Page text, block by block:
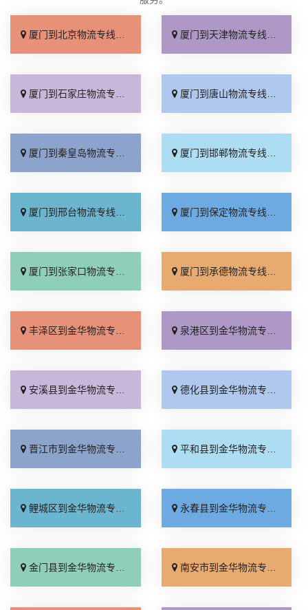
厦门到北京物流专线_直达不中转「送货到门」 厦门到天津物流专线_运保时效「高效快运」
厦门到石家庄物流专线_准时准点「多少公里」 厦门到唐山物流专线_全境派送「收费介绍」
厦门到秦皇岛物流专线_高效运输「运保时效」 厦门到邯郸物流专线_物流拼车「全境配送」
厦门到邢台物流专线_专业靠谱「上门提货」 厦门到保定物流专线_全程直达「高效运输」
厦门到张家口物流专线_全境派送「多久能到」 厦门到承德物流专线_专业调车「合理收费」
丰泽区到金华物流专线_要几天到「天天发车」 泉港区到金华物流专线_直通专线「实时跟踪 」
安溪县到金华物流专线_多少一吨「运价实惠」 德化县到金华物流专线_运保时效「快速直达」
晋江市到金华物流专线_高速快运「收费标准」 平和县到金华物流专线_专业可靠「多久能到」
鲤城区到金华物流专线_服务周到「需要几天」 永春县到金华物流专线_价格透明「资质齐全」
金门县到金华物流专线_托运省心「快速直达」 南安市到金华物流专线_一站直达「门到门配送」